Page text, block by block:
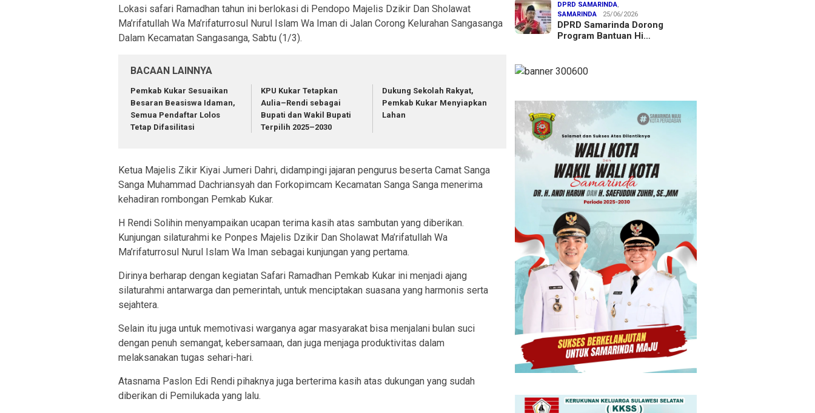
Lokasi safari Ramadhan tahun ini berlokasi di Pendopo Majelis Dzikir Dan Sholawat
Ma’rifatullah Wa Ma’rifaturrosul Nurul Islam Wa Iman di Jalan Corong Kelurahan Sangasanga
Dalam Kecamatan Sangasanga, Sabtu (1/3).
BACAAN LAINNYA
Pemkab Kukar Sesuaikan
Besaran Beasiswa Idaman,
Semua Pendaftar Lolos
Tetap Difasilitasi
KPU Kukar Tetapkan
Aulia–Rendi sebagai
Bupati dan Wakil Bupati
Terpilih 2025–2030
Dukung Sekolah Rakyat,
Pemkab Kukar Menyiapkan
Lahan
Ketua Majelis Zikir Kiyai Jumeri Dahri, didampingi jajaran pengurus beserta Camat Sanga
Sanga Muhammad Dachriansyah dan Forkopimcam Kecamatan Sanga Sanga menerima
kehadiran rombongan Pemkab Kukar.
H Rendi Solihin menyampaikan ucapan terima kasih atas sambutan yang diberikan.
Kunjungan silaturahmi ke Ponpes Majelis Dzikir Dan Sholawat Ma’rifatullah Wa
Ma’rifaturrosul Nurul Islam Wa Iman sebagai kunjungan yang pertama.
Dirinya berharap dengan kegiatan Safari Ramadhan Pemkab Kukar ini menjadi ajang
silaturahmi antarwarga dan pemerintah, untuk menciptakan suasana yang harmonis serta
sejahtera.
Selain itu juga untuk memotivasi warganya agar masyarakat bisa menjalani bulan suci
dengan penuh semangat, kebersamaan, dan juga menjaga produktivitas dalam
melaksanakan tugas sehari-hari.
Atasnama Paslon Edi Rendi pihaknya juga berterima kasih atas dukungan yang sudah
diberikan di Pemilukada yang lalu.
DPRD SAMARINDA,
SAMARINDA
25/06/2026
DPRD Samarinda Dorong
Program Bantuan Hi…